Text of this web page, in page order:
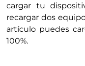
cargar tu
recargar dos
artículo puedes
100%.